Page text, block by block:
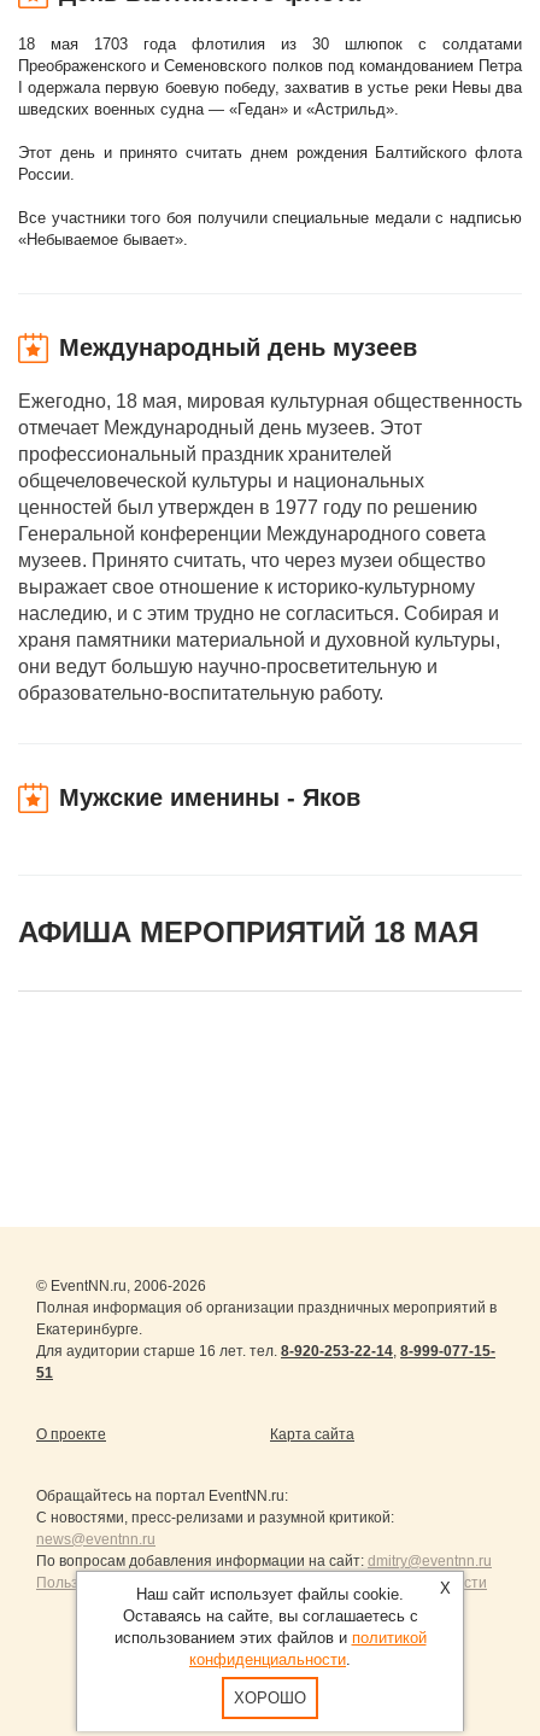
18 мая 1703 года флотилия из 30 шлюпок с солдатами
Преображенского и Семеновского полков под командованием Петра
I одержала первую боевую победу, захватив в устье реки Невы два
шведских военных судна — «Гедан» и «Астрильд».
Этот день и принято считать днем рождения Балтийского флота
России.
Все участники того боя получили специальные медали с надписью
«Небываемое бывает».
Международный день музеев
Ежегодно, 18 мая, мировая культурная общественность
отмечает Международный день музеев. Этот
профессиональный праздник хранителей
общечеловеческой культуры и национальных
ценностей был утвержден в 1977 году по решению
Генеральной конференции Международного совета
музеев. Принято считать, что через музеи общество
выражает свое отношение к историко-культурному
наследию, и с этим трудно не согласиться. Собирая и
храня памятники материальной и духовной культуры,
они ведут большую научно-просветительную и
образовательно-воспитательную работу.
Мужские именины - Яков
АФИША МЕРОПРИЯТИЙ 18 МАЯ
© EventNN.ru, 2006-2026
Полная информация об организации праздничных мероприятий в
Екатеринбурге.
Для аудитории старше 16 лет. тел. 8-920-253-22-14, 8-999-077-15-
51
О проекте Карта сайта
Обращайтесь на портал EventNN.ru:
С новостями, пресс-релизами и разумной критикой:
news@eventnn.ru
По вопросам добавления информации на сайт: dmitry@eventnn.ru
Пользовательское Соглашение и политика конфиденциальности
Продвижение сайтов Санкт-Петербург
X
Наш сайт использует файлы cookie.
Оставаясь на сайте, вы соглашаетесь с
использованием этих файлов и политикой
конфиденциальности.
ХОРОШО